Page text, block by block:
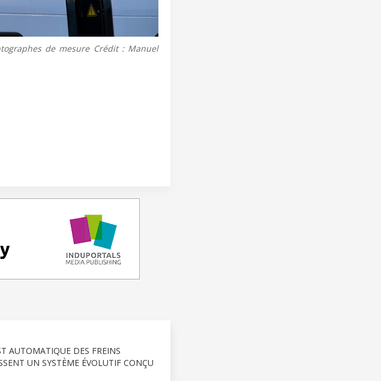
de mesure Crédit : Manuel
AUTOMATIQUE DES FREINS
UN SYSTÈME ÉVOLUTIF CONÇU